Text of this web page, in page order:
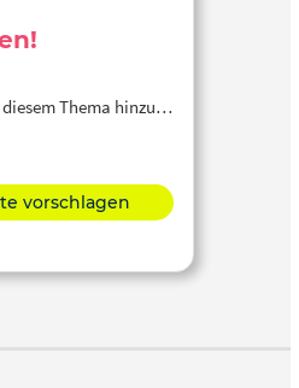
diesem Thema hinzu…
vorschlagen